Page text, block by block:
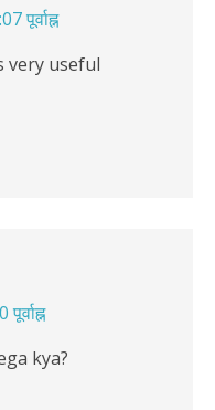
पूर्वाह्न
very useful
kya?